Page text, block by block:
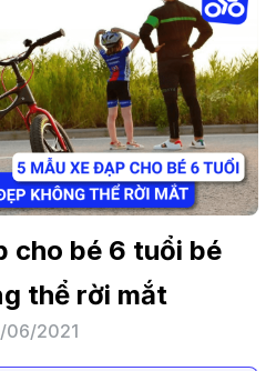
cho bé 6 tuổi bé
thể rời mắt
06/2021